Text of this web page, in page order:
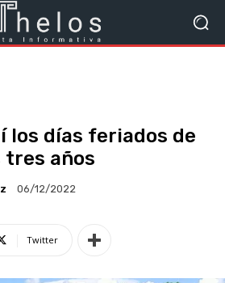
los días feriados de
tres años
06/12/2022
Twitter